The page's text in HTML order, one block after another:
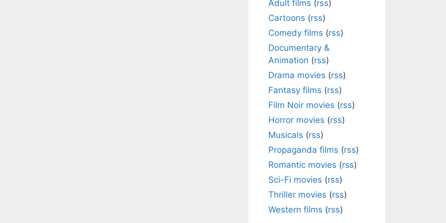
Adult films (rss)
Cartoons (rss)
Comedy films (rss)
Documentary &
Animation (rss)
Drama movies (rss)
Fantasy films (rss)
Film Noir movies (rss)
Horror movies (rss)
Musicals (rss)
Propaganda films (rss)
Romantic movies (rss)
Sci-Fi movies (rss)
Thriller movies (rss)
Western films (rss)